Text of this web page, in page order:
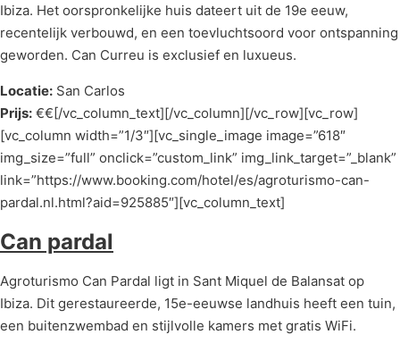
Ibiza. Het oorspronkelijke huis dateert uit de 19e eeuw,
recentelijk verbouwd, en een toevluchtsoord voor ontspanning
geworden. Can Curreu is exclusief en luxueus.
Locatie: San Carlos
Prijs: €€[/vc_column_text][/vc_column][/vc_row][vc_row]
[vc_column width=”1/3″][vc_single_image image=”618″
img_size=”full” onclick=”custom_link” img_link_target=”_blank”
link=”https://www.booking.com/hotel/es/agroturismo-can-
pardal.nl.html?aid=925885″][vc_column_text]
Can pardal
Agroturismo Can Pardal ligt in Sant Miquel de Balansat op
Ibiza. Dit gerestaureerde, 15e-eeuwse landhuis heeft een tuin,
een buitenzwembad en stijlvolle kamers met gratis WiFi.